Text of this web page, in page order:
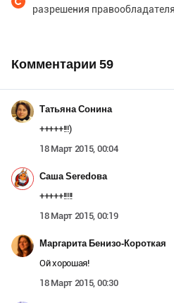
разрешения
Комментарии 59
Татьяна Сонина
+++++!!!)
18 Март 2015, 00:04
Саша Seredова
+++++!!!!!
18 Март 2015, 00:19
Маргарита Бенизо-Короткая
Ой хорошая!
18 Март 2015, 00:30